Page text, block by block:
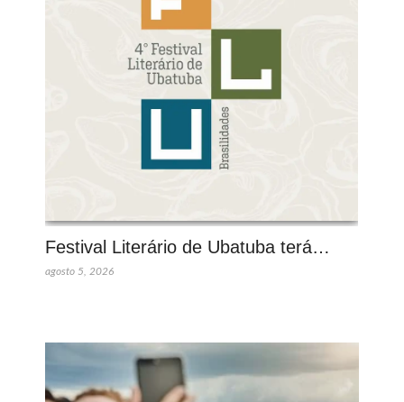
Festival Literário de Ubatuba terá…
agosto 5, 2026